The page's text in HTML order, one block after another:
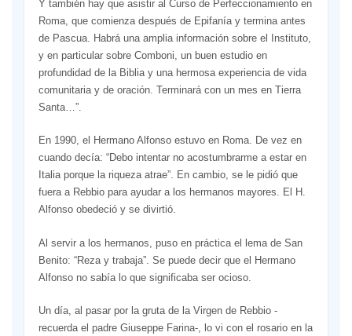
Y también hay que asistir al Curso de Perfeccionamiento en
Roma, que comienza después de Epifanía y termina antes
de Pascua. Habrá una amplia información sobre el Instituto,
y en particular sobre Comboni, un buen estudio en
profundidad de la Biblia y una hermosa experiencia de vida
comunitaria y de oración. Terminará con un mes en Tierra
Santa…”.
En 1990, el Hermano Alfonso estuvo en Roma. De vez en
cuando decía: “Debo intentar no acostumbrarme a estar en
Italia porque la riqueza atrae”. En cambio, se le pidió que
fuera a Rebbio para ayudar a los hermanos mayores. El H.
Alfonso obedeció y se divirtió.
Al servir a los hermanos, puso en práctica el lema de San
Benito: “Reza y trabaja”. Se puede decir que el Hermano
Alfonso no sabía lo que significaba ser ocioso.
Un día, al pasar por la gruta de la Virgen de Rebbio -
recuerda el padre Giuseppe Farina-, lo vi con el rosario en la